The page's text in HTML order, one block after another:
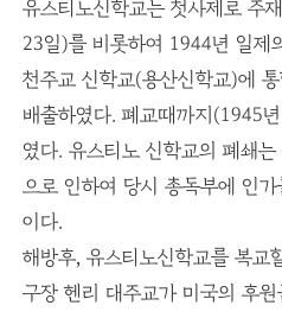
유스티노신학교는 첫사제로 주
23일)를 비롯하여 1944년 일제
천주교 신학교(용산신학교)에
배출하였다. 폐교때까지(1945
였다. 유스티노 신학교의 폐쇄
으로 인하여 당시 총독부에 인
이다.
해방후, 유스티노신학교를 복교
구장 헨리 대주교가 미국의 후